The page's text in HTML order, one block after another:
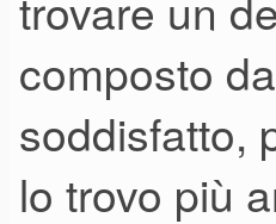
composto
soddisfatto,
lo trovo più